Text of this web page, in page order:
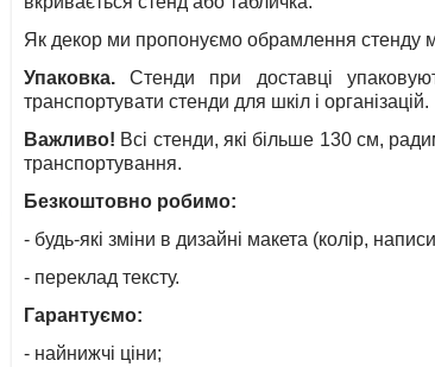
Як декор ми пропонуємо обрамлення стенду
Упаковка. Стенди при доставці
транспортувати стенди для шкіл і організацій.
Важливо! Всі стенди, які більше 130 см,
транспортування.
Безкоштовно робимо:
- будь-які зміни в дизайні макета (колір,
- переклад тексту.
Гарантуємо:
- найнижчі ціни;